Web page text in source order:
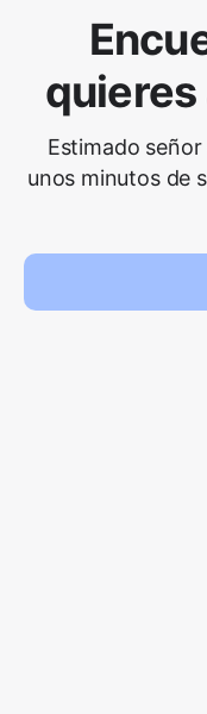
quieres
Estimado
unos minutos de